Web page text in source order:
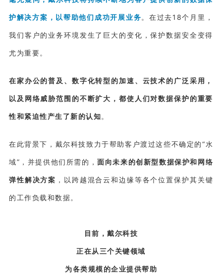
护解决方案，以帮助他们成功开展业务。在过去18个月里，
我们客户的业务环境发生了巨大的变化，保护数据安全变得
尤为重要。
在家办公的普及、数字化转型的加速、云技术的广泛采用，
以及网络威胁范围的不断扩大，都使人们对数据保护的重要
性和紧迫性产生了新的认知。
在此背景下， 戴尔科技致力于帮助客户渡过这些不确定的“水
域”，并提供他们所需的，面向未来的创新型数据保护和网络
弹性解决方案 ，以跨越混合云和边缘等各个位置保护其关键
的工作负载和数据。
目前，戴尔科技
正在从三个关键领域
为各类规模的企业提供帮助